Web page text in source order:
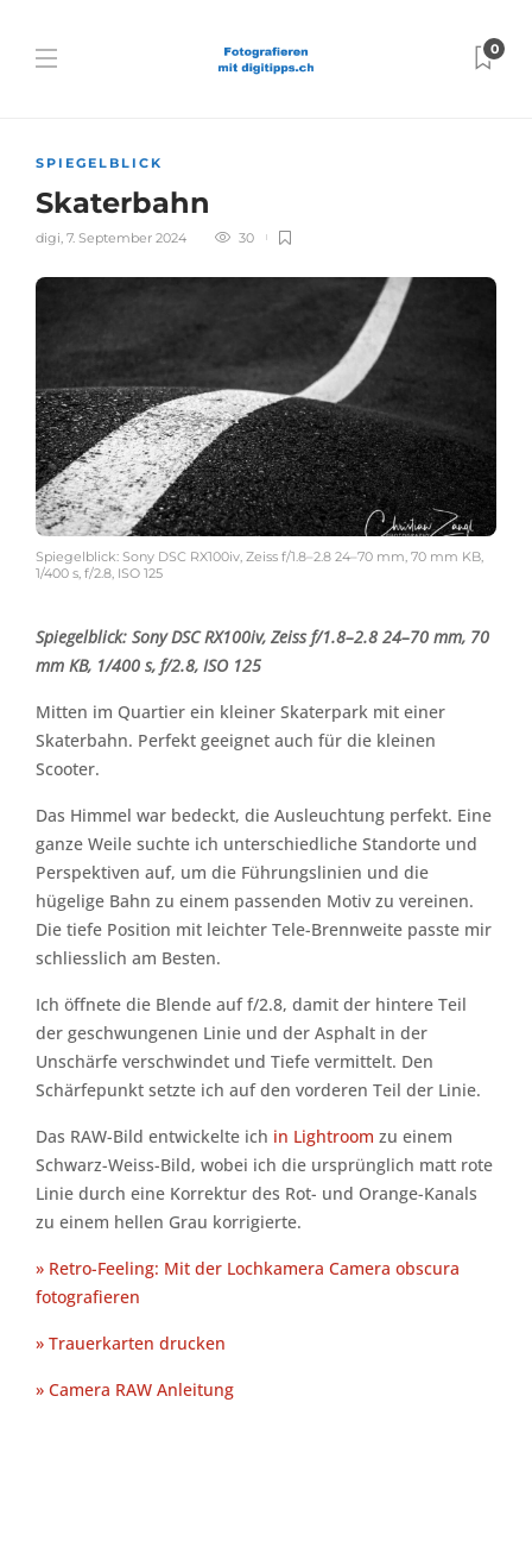
0
SPIEGELBLICK
Skaterbahn
digi, 7. September 2024 30
Spiegelblick: Sony DSC RX100iv, Zeiss f/1.8–2.8 24–70 mm, 70 mm KB,
1/400 s, f/2.8, ISO 125
Spiegelblick: Sony DSC RX100iv, Zeiss f/1.8–2.8 24–70 mm, 70
mm KB, 1/400 s, f/2.8, ISO 125
Mitten im Quartier ein kleiner Skaterpark mit einer
Skaterbahn. Perfekt geeignet auch für die kleinen
Scooter.
Das Himmel war bedeckt, die Ausleuchtung perfekt. Eine
ganze Weile suchte ich unterschiedliche Standorte und
Perspektiven auf, um die Führungslinien und die
hügelige Bahn zu einem passenden Motiv zu vereinen.
Die tiefe Position mit leichter Tele-Brennweite passte mir
schliesslich am Besten.
Ich öffnete die Blende auf f/2.8, damit der hintere Teil
der geschwungenen Linie und der Asphalt in der
Unschärfe verschwindet und Tiefe vermittelt. Den
Schärfepunkt setzte ich auf den vorderen Teil der Linie.
Das RAW-Bild entwickelte ich in Lightroom zu einem
Schwarz-Weiss-Bild, wobei ich die ursprünglich matt rote
Linie durch eine Korrektur des Rot- und Orange-Kanals
zu einem hellen Grau korrigierte.
» Retro-Feeling: Mit der Lochkamera Camera obscura
fotografieren
» Trauerkarten drucken
» Camera RAW Anleitung